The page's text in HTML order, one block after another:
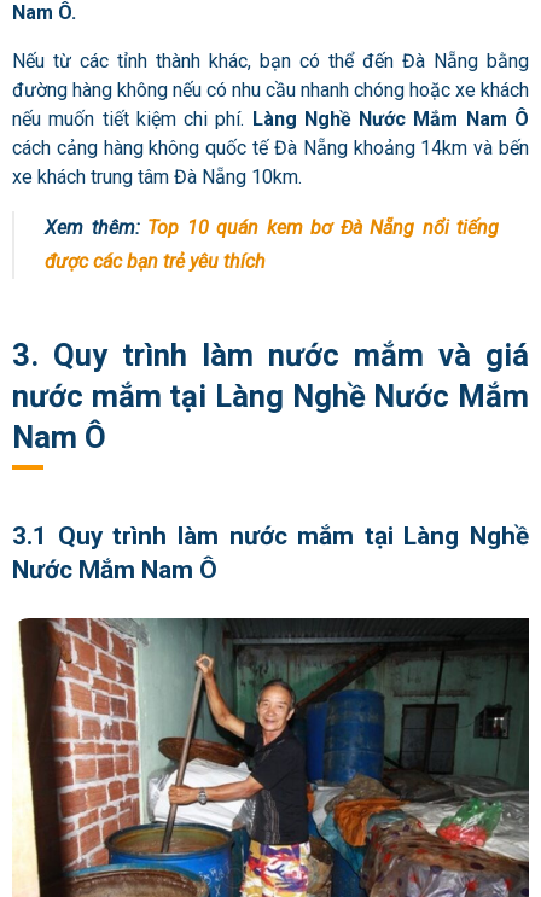
Nam Ô.
Nếu từ các tỉnh thành khác, bạn có thể đến Đà Nẵng bằng
đường hàng không nếu có nhu cầu nhanh chóng hoặc xe khách
nếu muốn tiết kiệm chi phí. Làng Nghề Nước Mắm Nam Ô
cách cảng hàng không quốc tế Đà Nẵng khoảng 14km và bến
xe khách trung tâm Đà Nẵng 10km.
Xem thêm: Top 10 quán kem bơ Đà Nẵng nổi tiếng
được các bạn trẻ yêu thích
3. Quy trình làm nước mắm và giá
nước mắm tại Làng Nghề Nước Mắm
Nam Ô
3.1 Quy trình làm nước mắm tại Làng Nghề
Nước Mắm Nam Ô